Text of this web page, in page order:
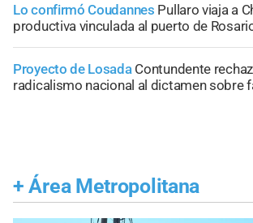
Lo confirmó Coudannes Pullaro viaja a
productiva vinculada al puerto de
Proyecto de Losada Contundente
radicalismo nacional al dictamen sobre
+ Área Metropolitana